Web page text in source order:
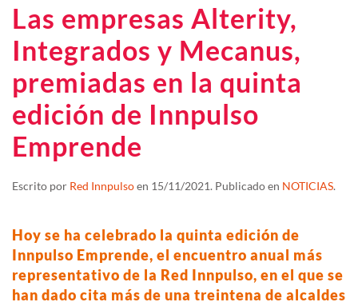
Las empresas Alterity,
Integrados y Mecanus,
premiadas en la quinta
edición de Innpulso
Emprende
Escrito por Red Innpulsoen 15/11/2021. Publicado en NOTICIAS.
Hoy se ha celebrado la quinta edición de
Innpulso Emprende, el encuentro anual más
representativo de la Red Innpulso, en el que se
han dado cita más de una treintena de alcaldes